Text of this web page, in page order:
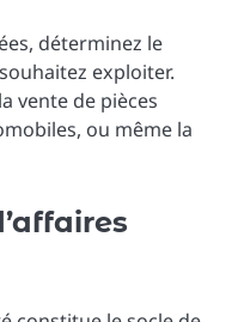
déterminez le
exploiter.
vente de pièces
ou même la